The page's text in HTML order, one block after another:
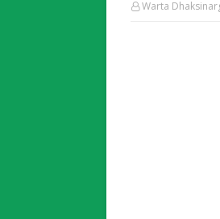
Warta